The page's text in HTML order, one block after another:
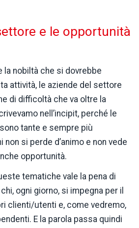
e le opportunità
la nobiltà che si dovrebbe
attività, le aziende del settore
di difficoltà che va oltre la
nell’incipit, perché le
tante e sempre più
non si perde d’animo e non vede
opportunità.
tematiche vale la pena di
ogni giorno, si impegna per il
clienti/utenti e, come vedremo,
E la parola passa quindi